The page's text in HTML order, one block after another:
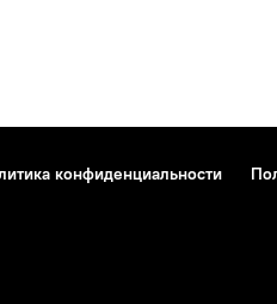
конфиденциальности